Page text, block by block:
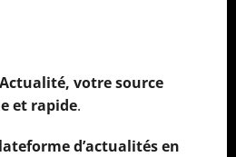
votre source
et rapide.
d’actualités en